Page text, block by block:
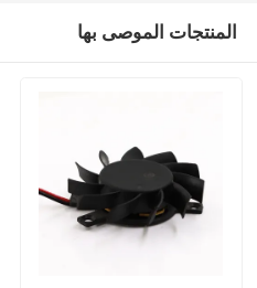
المنتجات الموصى بها